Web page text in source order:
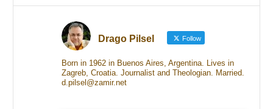
Drago Pilsel Follow
Born in 1962 in Buenos Aires, Argentina. Lives in
Zagreb, Croatia. Journalist and Theologian. Married.
d.pilsel@zamir.net